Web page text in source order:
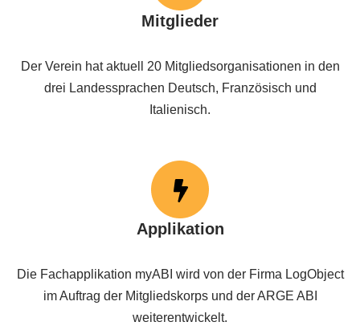
Mitglieder
Der Verein hat aktuell 20 Mitgliedsorganisationen in den
drei Landessprachen Deutsch, Französisch und
Italienisch.
Applikation
Die Fachapplikation myABI wird von der Firma LogObject
im Auftrag der Mitgliedskorps und der ARGE ABI
weiterentwickelt.